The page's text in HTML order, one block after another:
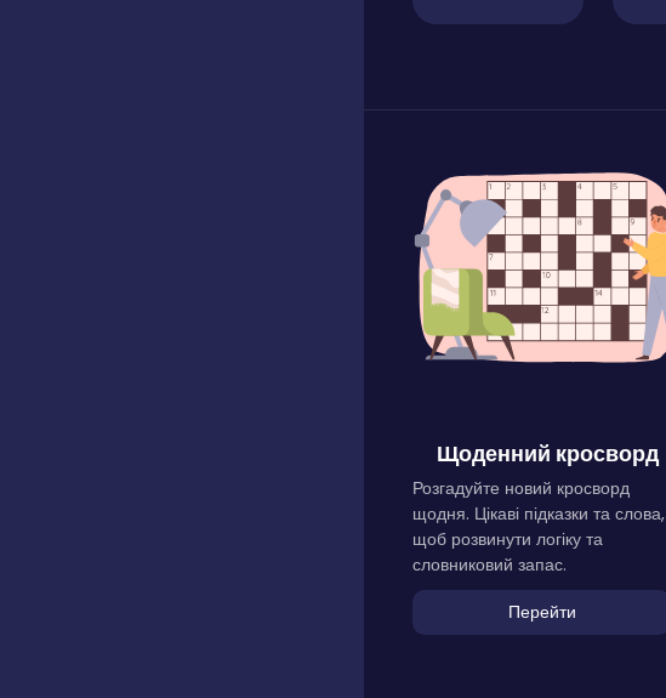
Щоденний кросворд
Розгадуйте новий кросворд
щодня. Цікаві підказки та слова,
щоб розвинути логіку та
словниковий запас.
Перейти